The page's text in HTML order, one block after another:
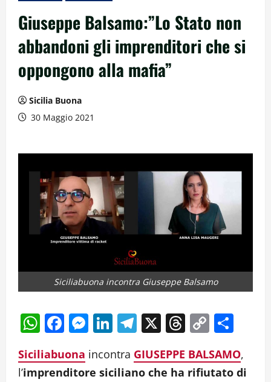
Giuseppe Balsamo:”Lo Stato non
abbandoni gli imprenditori che si
oppongono alla mafia”
Sicilia Buona
30 Maggio 2021
Siciliabuona incontra Giuseppe Balsamo
WhatsApp
Facebook
Messenger
LinkedIn
Telegram
X Threads
Copy
Siciliabuona incontra GIUSEPPE BALSAMO,
l’imprenditore siciliano che ha rifiutato di